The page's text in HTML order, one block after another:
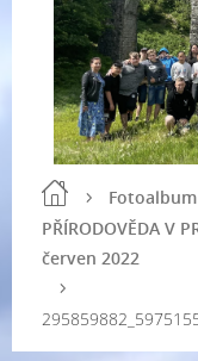
Fotoalbum
PŘÍRODOVĚDA V
červen 2022